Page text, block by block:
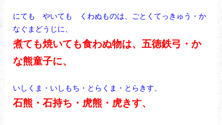
にても やいても くわぬものは、ごとくてっきゅう・か
なぐまどうじに、
煮ても焼いても食わぬ物は、五徳鉄弓・か
な熊童子に、
いしくま・いしもち・とらくま・とらきす、
石熊・石持ち・虎熊・虎きす、